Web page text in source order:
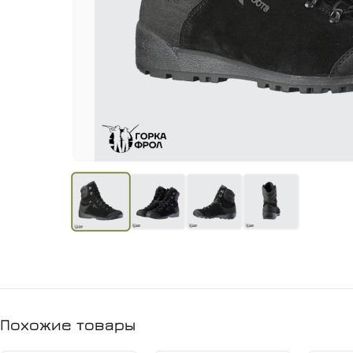
Похожие товары